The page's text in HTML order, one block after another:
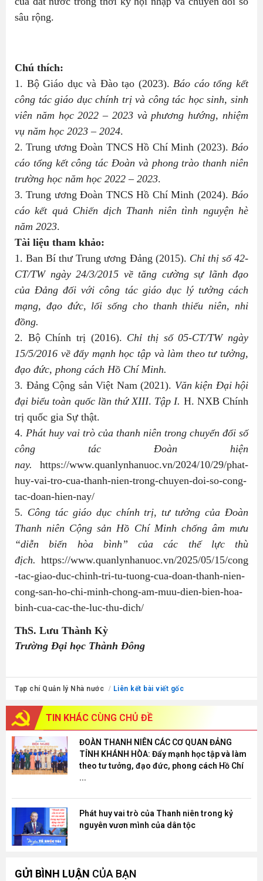
sâu rộng.
Chú thích:
1. Bộ Giáo dục và Đào tạo (2023).Báo cáo tổng kết
công tác giáo dục chính trị và công tác học sinh, sinh
viên năm học 2022 – 2023 và phương hướng, nhiệm
vụ năm học 2023 – 2024.
2. Trung ương Đoàn TNCS Hồ Chí Minh (2023). Báo
cáo tổng kết công tác Đoàn và phong trào thanh niên
trường học năm học 2022 – 2023.
3. Trung ương Đoàn TNCS Hồ Chí Minh (2024). Báo
cáo kết quả Chiến dịch Thanh niên tình nguyện hè
năm 2023.
Tài liệu tham khảo:
1. Ban Bí thư Trung ương Đảng (2015). Chỉ thị số 42-
CT/TW ngày 24/3/2015 về tăng cường sự lãnh đạo
của Đảng đối với công tác giáo dục lý tưởng cách
mạng, đạo đức, lối sống cho thanh thiếu niên, nhi
đồng.
2. Bộ Chính trị (2016). Chỉ thị số 05-CT/TW ngày
15/5/2016 về đẩy mạnh học tập và làm theo tư tưởng,
đạo đức, phong cách Hồ Chí Minh.
3. Đảng Cộng sản Việt Nam (2021). Văn kiện Đại hội
đại biểu toàn quốc lần thứ XIII. Tập I. H. NXB Chính
trị quốc gia Sự thật.
4. Phát huy vai trò của thanh niên trong chuyển đổi số
công tác Đoàn hiện
nay. https://www.quanlynhanuoc.vn/2024/10/29/phat-
huy-vai-tro-cua-thanh-nien-trong-chuyen-doi-so-cong-
tac-doan-hien-nay/
5. Công tác giáo dục chính trị, tư tưởng của Đoàn
Thanh niên Cộng sản Hồ Chí Minh chống âm mưu
“diễn biến hòa bình” của các thế lực thù
địch. https://www.quanlynhanuoc.vn/2025/05/15/cong
-tac-giao-duc-chinh-tri-tu-tuong-cua-doan-thanh-nien-
cong-san-ho-chi-minh-chong-am-muu-dien-bien-hoa-
binh-cua-cac-the-luc-thu-dich/
ThS. Lưu Thành Kỳ
Trường Đại học Thành Đông
Tạp chí Quản lý Nhà nước Liên kết bài viết gốc
TIN KHÁC CÙNG CHỦ ĐỀ
ĐOÀN THANH NIÊN CÁC CƠ QUAN ĐẢNG
TỈNH KHÁNH HÒA: Đẩy mạnh học tập và làm
theo tư tưởng, đạo đức, phong cách Hồ Chí
...
Phát huy vai trò của Thanh niên trong kỷ
nguyên vươn mình của dân tộc
GỬI BÌNH LUẬN CỦA BẠN